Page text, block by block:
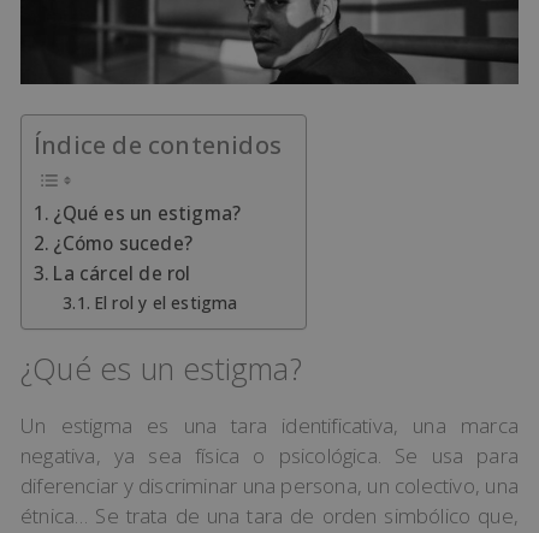
Índice de contenidos
¿Qué es un estigma?
¿Cómo sucede?
La cárcel de rol
El rol y el estigma
¿Qué es un estigma?
Un estigma es una tara identificativa, una marca
negativa, ya sea física o psicológica. Se usa para
diferenciar y discriminar una persona, un colectivo, una
étnica… Se trata de una tara de orden simbólico que,